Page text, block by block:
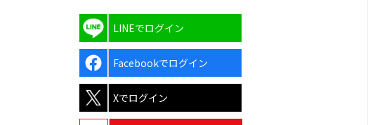
LINEでログイン
Facebookでログイン
Xでログイン